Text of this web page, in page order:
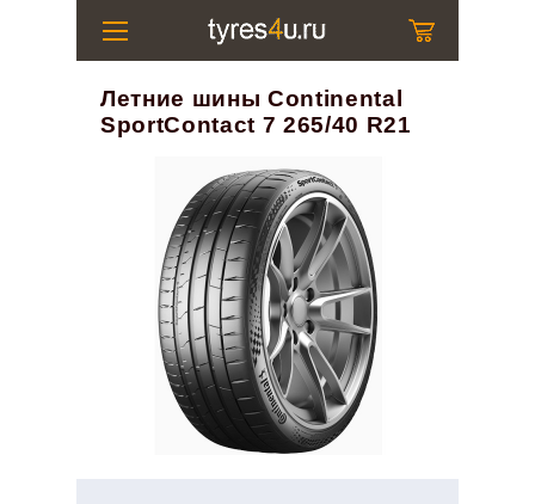
Летние шины Continental
SportContact 7 265/40 R21